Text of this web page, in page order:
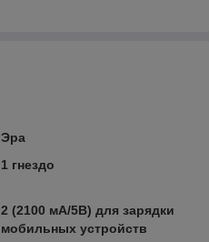
Эра
1 гнездо
2 (2100 мА/5В) для зарядки
мобильных устройств